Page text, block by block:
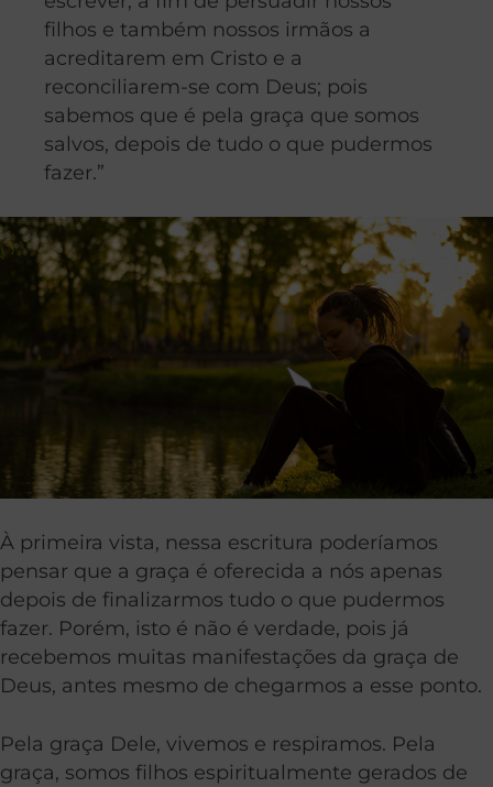
filhos e também nossos irmãos a
acreditarem em Cristo e a
reconciliarem-se com Deus; pois
sabemos que é pela graça que somos
salvos, depois de tudo o que pudermos
fazer.”
À primeira vista, nessa escritura poderíamos
pensar que a graça é oferecida a nós apenas
depois de finalizarmos tudo o que pudermos
fazer. Porém, isto é não é verdade, pois já
recebemos muitas manifestações da graça de
Deus, antes mesmo de chegarmos a esse ponto.
Pela graça Dele, vivemos e respiramos. Pela
graça, somos filhos espiritualmente gerados de